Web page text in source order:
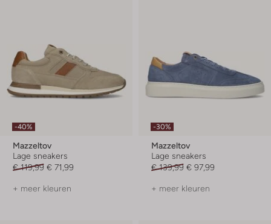
-40%
Mazzeltov
Lage sneakers
€ 119,99 € 71,99
+ meer kleuren
-30%
Mazzeltov
Lage sneakers
€ 139,99 € 97,99
+ meer kleuren